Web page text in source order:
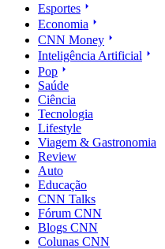
Esportes
Economia
CNN Money
Inteligência Artificial
Pop
Saúde
Ciência
Tecnologia
Lifestyle
Viagem & Gastronomia
Review
Auto
Educação
CNN Talks
Fórum CNN
Blogs CNN
Colunas CNN